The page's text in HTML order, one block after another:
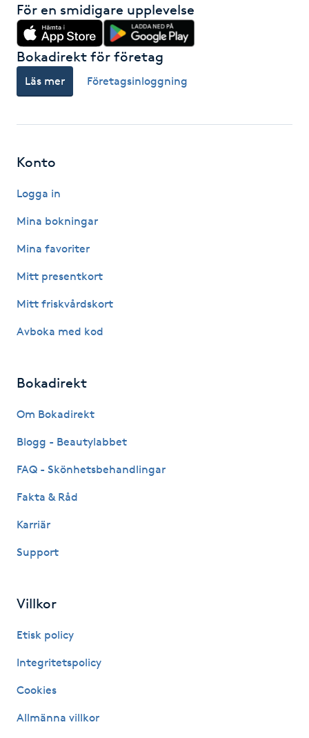
Herrklippning
HIFU
Hollywood Peel
Hot Stone Massage
Hot yoga
Huduppstramning
Hudvård
Hårborttagning
Hårbottenbehandling
Hårvård
Hälsprickor
Idrottsmassage
IPL
För en smidigare upplevelse
Bokadirekt för företag
Läs mer Företagsinloggning
Konto
Logga in
Mina bokningar
Mina favoriter
Mitt presentkort
Mitt friskvårdskort
Avboka med kod
Bokadirekt
Om Bokadirekt
Blogg - Beautylabbet
FAQ - Skönhetsbehandlingar
Fakta & Råd
Karriär
Support
Villkor
Etisk policy
Integritetspolicy
Cookies
Allmänna villkor